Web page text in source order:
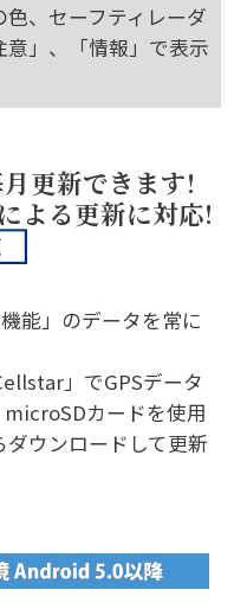
、セーフティレーダ
」、「情報」で表示
更新できます!
よる更新に対応!
能」のデータを常に
」でGPSデータ
カードを使用
ダウンロードして更新